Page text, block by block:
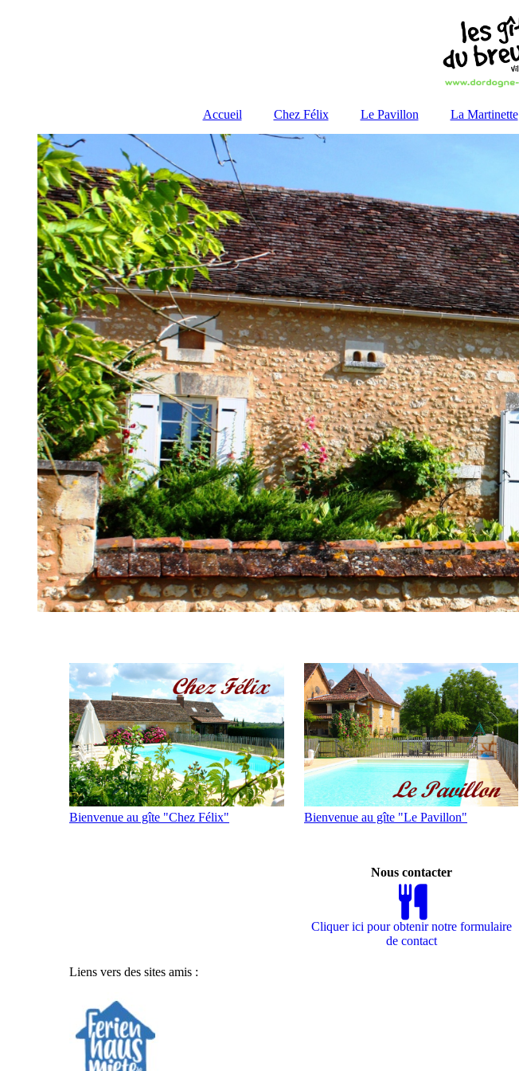
Accueil Chez Félix Le Pavillon La Martinette
Bienvenue au gîte "Chez Félix" Bienvenue au gîte "Le Pavillon"
Nous contacter
Cliquer ici pour obtenir notre formulaire
de contact
Liens vers des sites amis :